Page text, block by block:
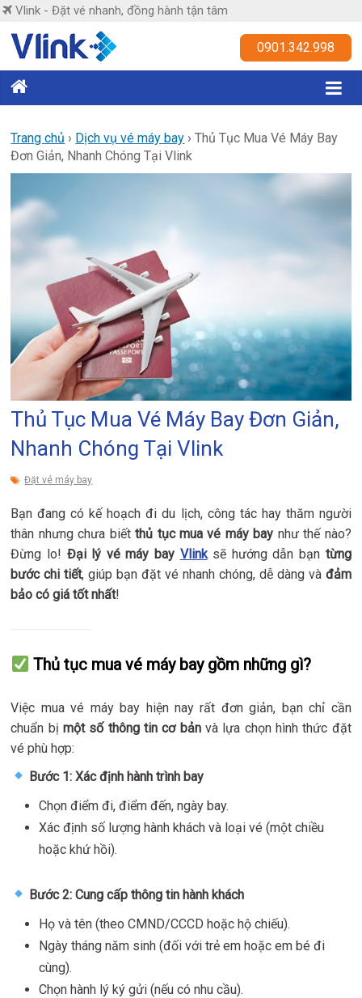
Skip
content
Vlink - Đặt vé nhanh, đồng hành tận tâm
Vlink
nhanh,
đồng
hành
tận
tâm
0901.342.998
Trang chủ › Dịch vụ vé máy bay ›Thủ Tục Mua Vé Máy Bay
Đơn Giản, Nhanh Chóng Tại Vlink
Thủ Tục Mua Vé Máy Bay Đơn Giản,
Nhanh Chóng Tại Vlink
Đặt vé máy bay
Bạn đang có kế hoạch đi du lịch, công tác hay thăm người
thân nhưng chưa biếtthủ tục mua vé máy bay như thế nào?
Đừng lo! Đại lý vé máy bay Vlinksẽ hướng dẫn bạn từng
bước chi tiết, giúp bạn đặt vé nhanh chóng, dễ dàng và đảm
bảo có giá tốt nhất!
Thủ tục mua vé máy bay gồm những gì?
Việc mua vé máy bay hiện nay rất đơn giản, bạn chỉ cần
chuẩn bịmột số thông tin cơ bảnvà lựa chọn hình thức đặt
vé phù hợp:
Bước 1: Xác định hành trình bay
Chọn điểm đi, điểm đến, ngày bay.
Xác định số lượng hành khách và loại vé (một chiều
hoặc khứ hồi).
Bước 2: Cung cấp thông tin hành khách
Họ và tên (theo CMND/CCCD hoặc hộ chiếu).
Ngày tháng năm sinh (đối với trẻ em hoặc em bé đi
cùng).
Chọn hành lý ký gửi (nếu có nhu cầu).